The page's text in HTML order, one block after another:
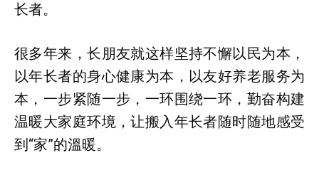
长者。
很多年来，长朋友就这样坚持不懈以民为本，
以年长者的身心健康为本，以友好养老服务为
本，一步紧随一步，一环围绕一环，勤奋构建
温暖大家庭环境，让搬入年长者随时随地感受
到“家”的溫暖。